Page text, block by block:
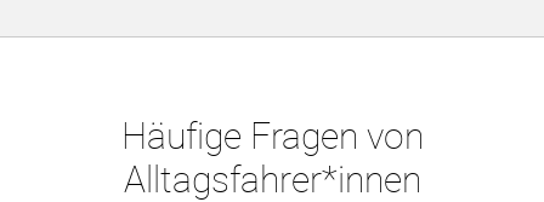
Häufige Fragen von
Alltagsfahrer*innen